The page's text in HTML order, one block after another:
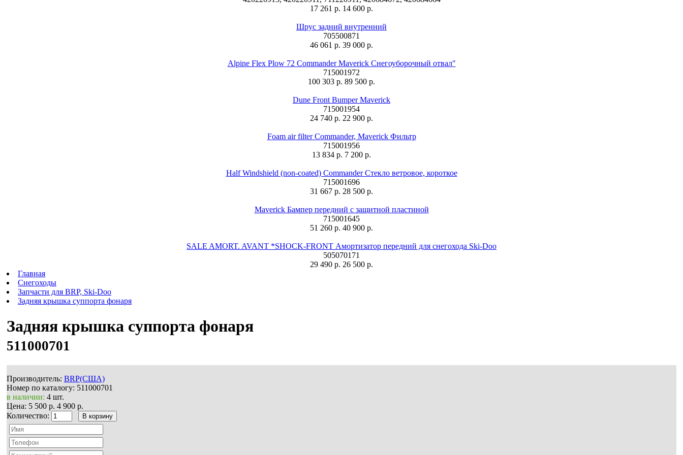
17 261 р. 14 600 р.
Шрус задний внутренний
705500871
46 061 р. 39 000 р.
Alpine Flex Plow 72 Commander Maverick Снегоуборочный отвал"
715001972
100 303 р. 89 500 р.
Dune Front Bumper Maverick
715001954
24 740 р. 22 900 р.
Foam air filter Commander, Maverick Фильтр
715001956
13 834 р. 7 200 р.
Half Windshield (non-coated) Commander Стекло ветровое, короткое
715001696
31 667 р. 28 500 р.
Maverick Бампер передний с защитной пластиной
715001645
51 260 р. 40 900 р.
SALE AMORT. AVANT *SHOCK-FRONT Амортизатор передний для снегохода Ski-Doo
505070171
29 490 р. 26 500 р.
Главная
Снегоходы
Запчасти для BRP, Ski-Doo
Задняя крышка суппорта фонаря
Задняя крышка суппорта фонаря
511000701
Производитель: BRP(США)
Номер по каталогу: 511000701
в наличии: 4 шт.
Цена: 5 500 р. 4 900 р.
Количество: